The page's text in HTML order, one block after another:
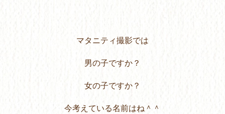
マタニティ撮影では
男の子ですか？
女の子ですか？
今考えている名前はね＾＾